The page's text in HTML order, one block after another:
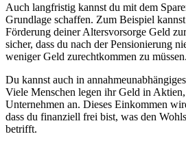
Auch langfristig kannst du mit dem
Grundlage schaffen. Zum Beispiel
Förderung deiner Altersvorsorge Geld
sicher, dass du nach der Pensionierung
weniger Geld zurechtkommen zu müssen.
Du kannst auch in
Viele Menschen legen ihr Geld in
Unternehmen an. Dieses Einkommen
dass du finanziell frei bist, was den
betrifft.